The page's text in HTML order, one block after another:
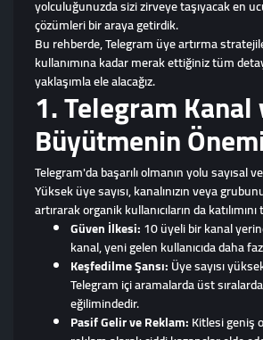
yolculuğunuzda sizi zirveye taşıyacak en
çözümleri bir araya getirdik.
Bu rehberde, Telegram üye artırma
kullanımına kadar merak ettiğiniz tüm
yaklaşımla ele alacağız.
1. Telegram Kanal
Büyütmenin
Telegram'da başarılı olmanın yolu sayısal
Yüksek üye sayısı, kanalınızın veya
artırarak organik kullanıcıların da
Güven İlkesi:10 üyeli bir kanal
kanal, yeni gelen kullanıcıda daha
Keşfedilme Şansı:Üye sayısı
Telegram içi aramalarda üst
eğilimindedir.
Pasif Gelir ve Reklam:Kitlesi geniş